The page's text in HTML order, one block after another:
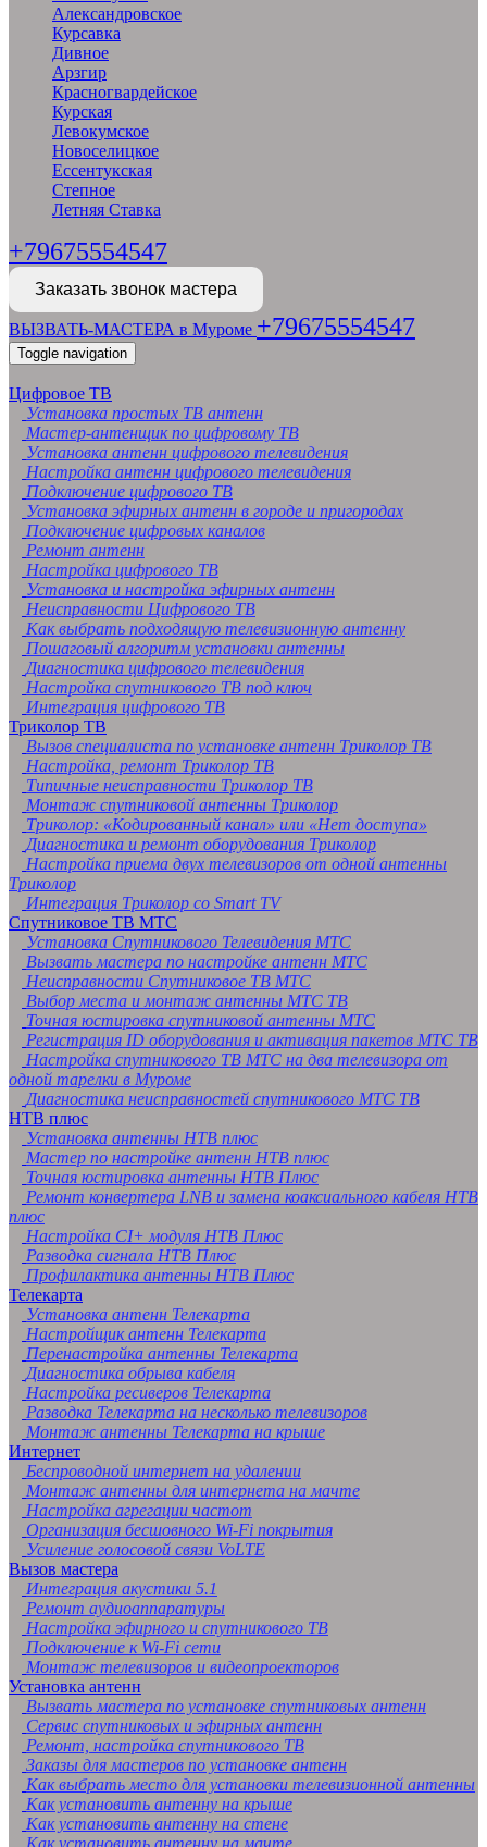
Александровское
Курсавка
Дивное
Арзгир
Красногвардейское
Курская
Левокумское
Новоселицкое
Ессентукская
Степное
Летняя Ставка
+79675554547
Заказать звонок мастера
ВЫЗВАТЬ-МАСТЕРА в Муроме +79675554547
Toggle navigation
Цифровое ТВ
Установка простых ТВ антенн
Мастер-антенщик по цифровому ТВ
Установка антенн цифрового телевидения
Настройка антенн цифрового телевидения
Подключение цифрового ТВ
Установка эфирных антенн в городе и пригородах
Подключение цифровых каналов
Ремонт антенн
Настройка цифрового ТВ
Установка и настройка эфирных антенн
Неисправности Цифрового ТВ
Как выбрать подходящую телевизионную антенну
Пошаговый алгоритм установки антенны
Диагностика цифрового телевидения
Настройка спутникового ТВ под ключ
Интеграция цифрового ТВ
Триколор ТВ
Вызов специалиста по установке антенн Триколор ТВ
Настройка, ремонт Триколор ТВ
Типичные неисправности Триколор ТВ
Монтаж спутниковой антенны Триколор
Триколор: «Кодированный канал» или «Нет доступа»
Диагностика и ремонт оборудования Триколор
Настройка приема двух телевизоров от одной антенны
Триколор
Интеграция Триколор со Smart TV
Спутниковое ТВ МТС
Установка Спутникового Телевидения МТС
Вызвать мастера по настройке антенн МТС
Неисправности Спутниковое ТВ МТС
Выбор места и монтаж антенны МТС ТВ
Точная юстировка спутниковой антенны МТС
Регистрация ID оборудования и активация пакетов МТС ТВ
Настройка спутникового ТВ МТС на два телевизора от
одной тарелки в Муроме
Диагностика неисправностей спутникового МТС ТВ
НТВ плюс
Установка антенны НТВ плюс
Мастер по настройке антенн НТВ плюс
Точная юстировка антенны НТВ Плюс
Ремонт конвертера LNB и замена коаксиального кабеля НТВ
плюс
Настройка CI+ модуля НТВ Плюс
Разводка сигнала НТВ Плюс
Профилактика антенны НТВ Плюс
Телекарта
Установка антенн Телекарта
Настройщик антенн Телекарта
Перенастройка антенны Телекарта
Диагностика обрыва кабеля
Настройка ресиверов Телекарта
Разводка Телекарта на несколько телевизоров
Монтаж антенны Телекарта на крыше
Интернет
Беспроводной интернет на удалении
Монтаж антенны для интернета на мачте
Настройка агрегации частот
Организация бесшовного Wi-Fi покрытия
Усиление голосовой связи VoLTE
Вызов мастера
Интеграция акустики 5.1
Ремонт аудиоаппаратуры
Настройка эфирного и спутникового ТВ
Подключение к Wi-Fi сети
Монтаж телевизоров и видеопроекторов
Установка антенн
Вызвать мастера по установке спутниковых антенн
Сервис спутниковых и эфирных антенн
Ремонт, настройка спутникового ТВ
Заказы для мастеров по установке антенн
Как выбрать место для установки телевизионной антенны
Как установить антенну на крыше
Как установить антенну на стене
Как установить антенну на мачте